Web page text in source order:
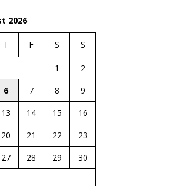
2026
T F S S
1
2
6 7 8
9
13 14 15
16
20 21 22
23
27 28 29
30